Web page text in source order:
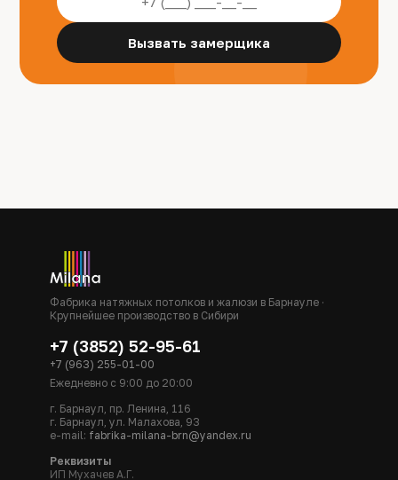
Вызвать замерщика
Фабрика натяжных потолков и жалюзи в Барнауле ·
Крупнейшее производство в Сибири
+7 (3852) 52-95-61
+7 (963) 255-01-00
Ежедневно с 9:00 до 20:00
г. Барнаул, пр. Ленина, 116
г. Барнаул, ул. Малахова, 93
e-mail: fabrika-milana-brn@yandex.ru
Реквизиты
ИП Мухачев А.Г.